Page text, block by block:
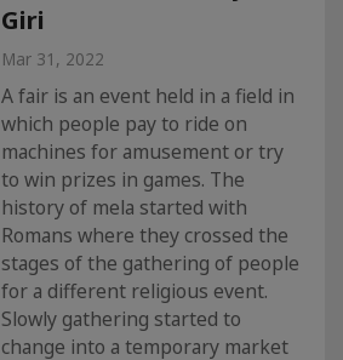
Giri
Mar 31, 2022
A fair is an event held in a field in
which people pay to ride on
machines for amusement or try
to win prizes in games. The
history of mela started with
Romans where they crossed the
stages of the gathering of people
for a different religious event.
Slowly gathering started to
change into a temporary market